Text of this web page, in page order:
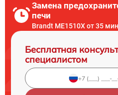
Замена
печи
Brandt ME1510X от 35
Бесплатная
специалистом